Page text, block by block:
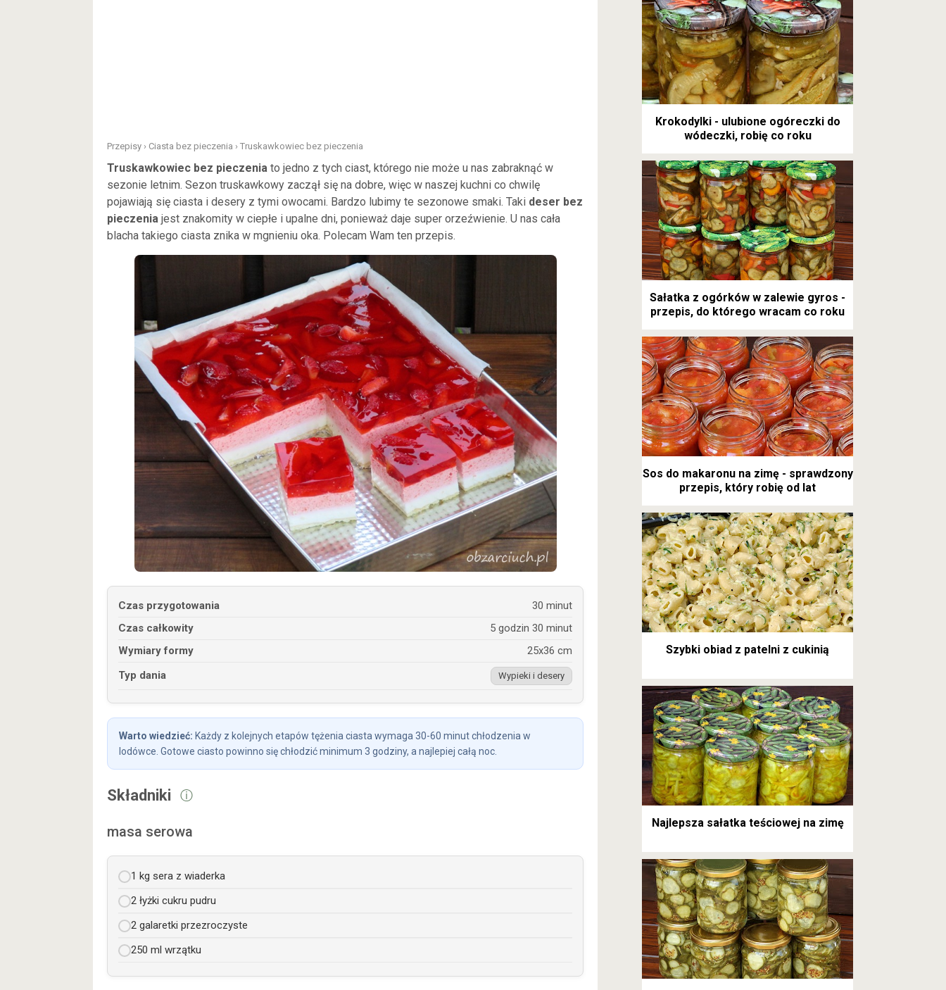
Przepisy › Ciasta bez pieczenia › Truskawkowiec bez pieczenia
Truskawkowiec bez pieczenia to jedno z tych ciast, którego nie może u nas zabraknąć w
sezonie letnim. Sezon truskawkowy zaczął się na dobre, więc w naszej kuchni co chwilę
pojawiają się ciasta i desery z tymi owocami. Bardzo lubimy te sezonowe smaki. Taki deser bez
pieczenia jest znakomity w ciepłe i upalne dni, ponieważ daje super orzeźwienie. U nas cała
blacha takiego ciasta znika w mgnieniu oka. Polecam Wam ten przepis.
Czas przygotowania
30 minut
Czas całkowity
5 godzin 30 minut
Wymiary formy
25x36 cm
Typ dania
Wypieki i desery
Każdy z kolejnych etapów tężenia ciasta wymaga 30-60 minut chłodzenia w
lodówce. Gotowe ciasto powinno się chłodzić minimum 3 godziny, a najlepiej całą noc.
Składniki ⓘ
masa serowa
1 kg sera z wiaderka
2 łyżki cukru pudru
2 galaretki przezroczyste
250 ml wrzątku
Krokodylki - ulubione ogóreczki do
wódeczki, robię co roku
Sałatka z ogórków w zalewie gyros -
przepis, do którego wracam co roku
Sos do makaronu na zimę - sprawdzony
przepis, który robię od lat
Szybki obiad z patelni z cukinią
Najlepsza sałatka teściowej na zimę